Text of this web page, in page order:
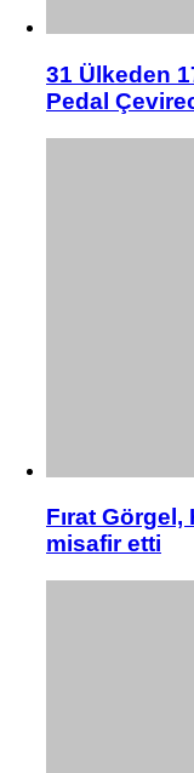
31 Ülkeden
Pedal
Fırat
misafir etti